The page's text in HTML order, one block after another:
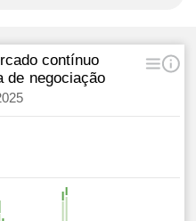
contínuo
de negociação